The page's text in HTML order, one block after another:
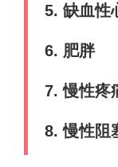
5. 缺血性
6. 肥胖
7. 慢性疼
8. 慢性阻